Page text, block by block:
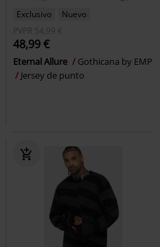
Exclusivo
Nuevo
PVPR
54,99 €
48,99 €
Eternal Allure
Gothicana by EMP
Jersey de punto